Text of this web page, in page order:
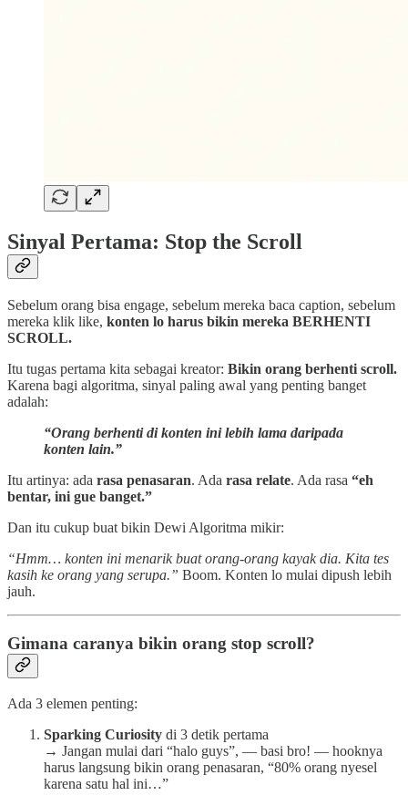
Sinyal Pertama: Stop the Scroll
Sebelum orang bisa engage, sebelum mereka baca caption, sebelum
mereka klik like, konten lo harus bikin mereka BERHENTI
SCROLL.
Itu tugas pertama kita sebagai kreator: Bikin orang berhenti scroll.
Karena bagi algoritma, sinyal paling awal yang penting banget
adalah:
“Orang berhenti di konten ini lebih lama daripada
konten lain.”
Itu artinya: ada rasa penasaran. Ada rasa relate. Ada rasa “eh
bentar, ini gue banget.”
Dan itu cukup buat bikin Dewi Algoritma mikir:
“Hmm… konten ini menarik buat orang-orang kayak dia. Kita tes
kasih ke orang yang serupa.” Boom. Konten lo mulai dipush lebih
jauh.
Gimana caranya bikin orang stop scroll?
Ada 3 elemen penting:
Sparking Curiosity di 3 detik pertama
→ Jangan mulai dari “halo guys”, — basi bro! — hooknya
harus langsung bikin orang penasaran, “80% orang nyesel
karena satu hal ini…”